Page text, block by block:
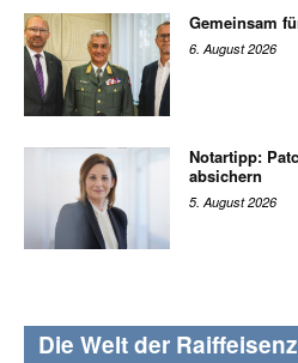
Gemeinsam
6. August 2026
Notartipp:
absichern
5. August 2026
Die Welt der